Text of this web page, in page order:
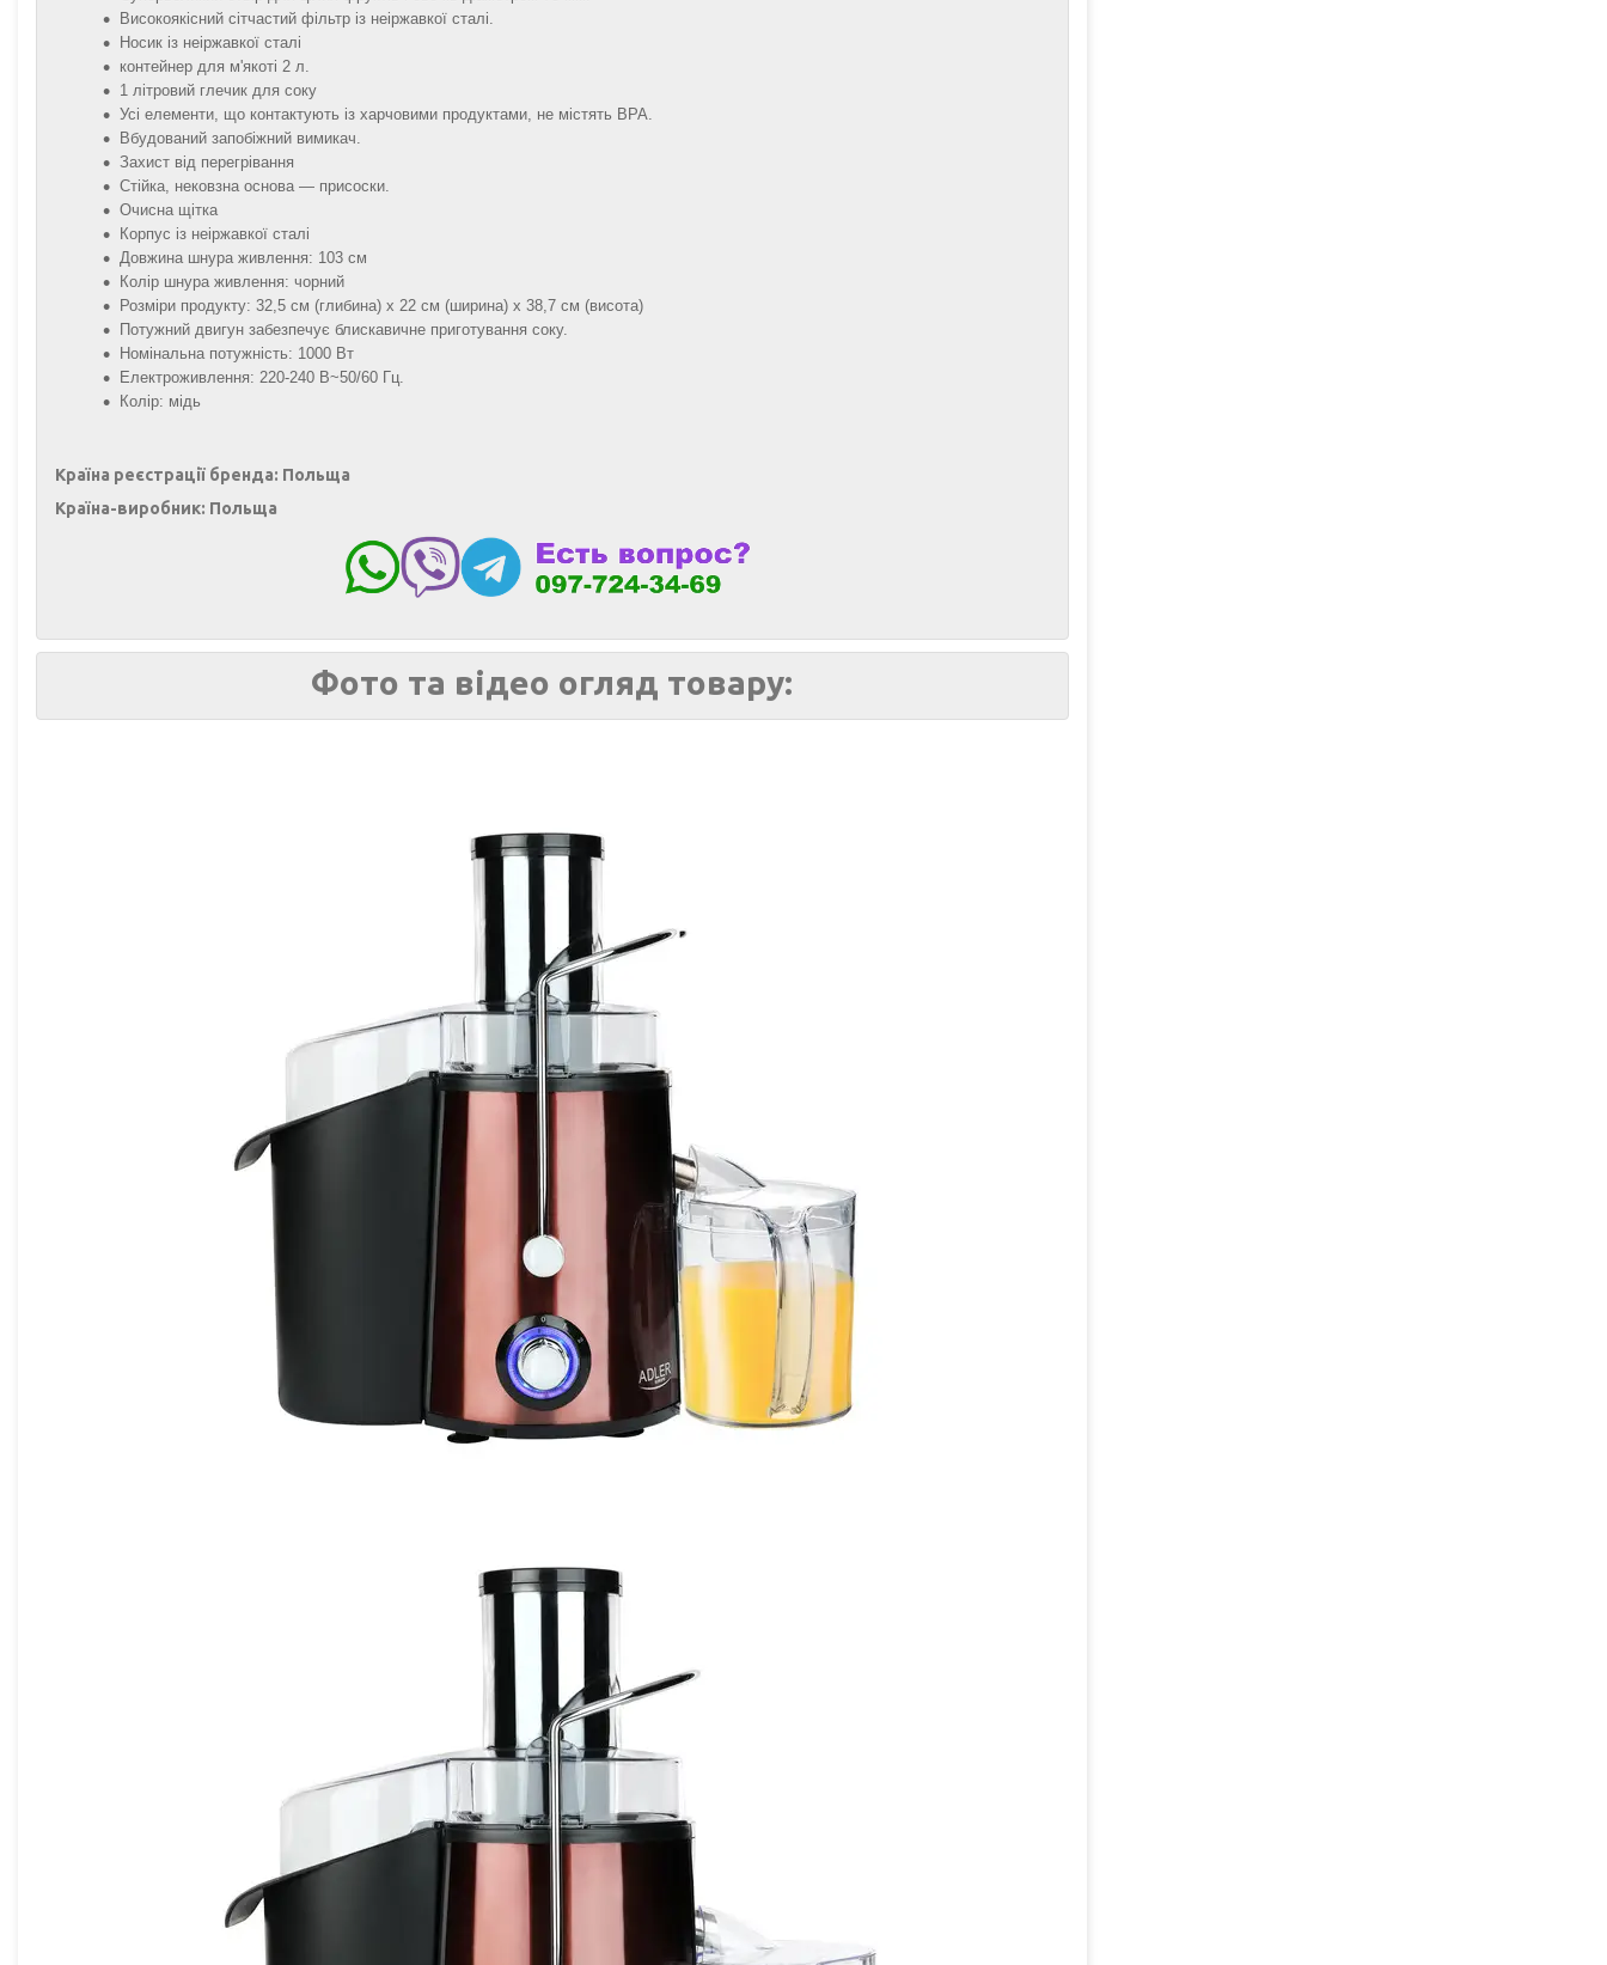
Високоякісний сітчастий фільтр із неіржавкої сталі.
Носик із неіржавкої сталі
контейнер для м'якоті 2 л.
1 літровий глечик для соку
Усі елементи, що контактують із харчовими продуктами, не містять BPA.
Вбудований запобіжний вимикач.
Захист від перегрівання
Стійка, нековзна основа — присоски.
Очисна щітка
Корпус із неіржавкої сталі
Довжина шнура живлення: 103 см
Колір шнура живлення: чорний
Розміри продукту: 32,5 см (глибина) х 22 см (ширина) х 38,7 см (висота)
Потужний двигун забезпечує блискавичне приготування соку.
Номінальна потужність: 1000 Вт
Електроживлення: 220-240 В~50/60 Гц.
Колір: мідь
Країна реєстрації бренда: Польща
Країна-виробник: Польща
Фото та відео огляд товару: